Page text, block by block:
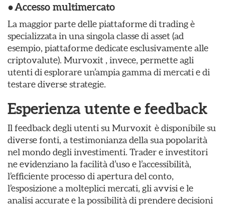
●Accesso multimercato
La maggior parte delle piattaforme di trading è
specializzata in una singola classe di asset (ad
esempio, piattaforme dedicate esclusivamente alle
criptovalute). Murvoxit , invece, permette agli
utenti di esplorare un’ampia gamma di mercati e di
testare diverse strategie.
Esperienza utente e feedback
Il feedback degli utenti su Murvoxit è disponibile su
diverse fonti, a testimonianza della sua popolarità
nel mondo degli investimenti. Trader e investitori
ne evidenziano la facilità d’uso e l’accessibilità,
l’efficiente processo di apertura del conto,
l’esposizione a molteplici mercati, gli avvisi e le
analisi accurate e la possibilità di prendere decisioni